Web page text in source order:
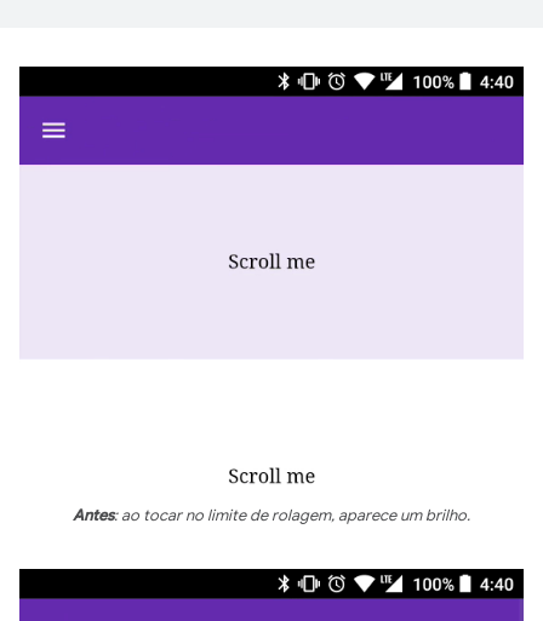
Antes: ao tocar no limite de rolagem, aparece um brilho.